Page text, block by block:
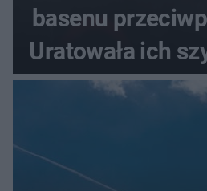
basenu
Uratowała ich